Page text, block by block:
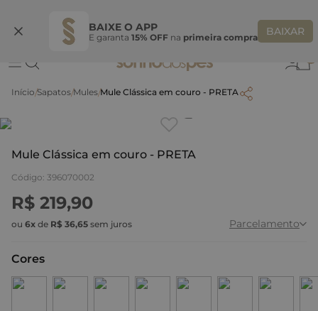
BAIXE O APP
E garanta 15% OFF na primeira compra BAIXAR
Ganhe 10% OFF na coleção utilizando o código do seu vendedor*
Sapatos Mules Mule Clássica em couro - PRETA
Mule Clássica em couro - PRETA
Código: 396070002
R$ 219,90
ou 6x de R$ 36,65 sem juros Parcelamento
Cores